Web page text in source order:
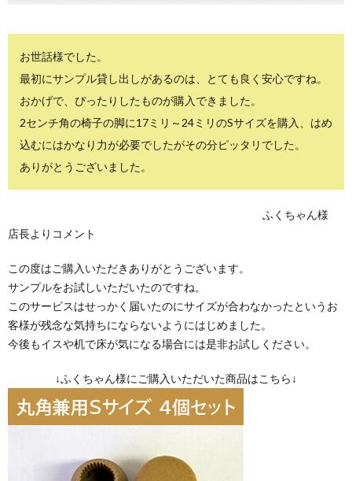
お世話様でした。
最初にサンプル貸し出しがあるのは、とても良く安心ですね。
おかげで、ぴったりしたものが購入できました。
2センチ角の椅子の脚に17ミリ～24ミリのSサイズを購入、はめ
込むにはかなり力が必要でしたがその分ピッタリでした。
ありがとうございました。
ふくちゃん様
店長よりコメント
この度はご購入いただきありがとうございます。
サンプルをお試しいただいたのですね。
このサービスはせっかく届いたのにサイズが合わなかったというお
客様が残念な気持ちにならないようにはじめました。
今後もイスや机で床が気になる場合には是非お試しください。
↓ふくちゃん様にご購入いただいた商品はこちら↓